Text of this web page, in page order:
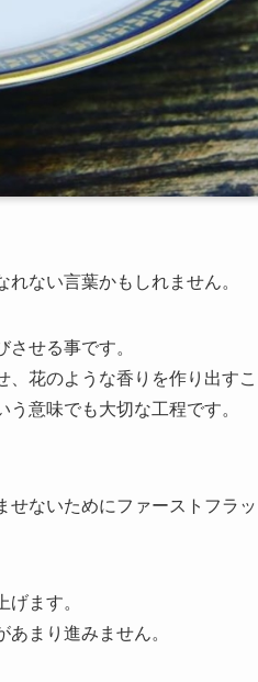
ない言葉かもしれません。
せる事です。
花のような香りを作り出すこ
意味でも大切な工程です。
せないためにファーストフラ
ます。
まり進みません。